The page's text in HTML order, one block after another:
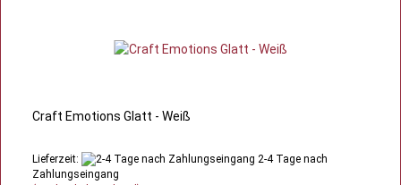
Craft Emotions Glatt - Weiß
Lieferzeit:
2-4 Tage nach
Zahlungseingang